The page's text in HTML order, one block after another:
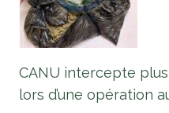
CANU intercepte
lors d’une opération